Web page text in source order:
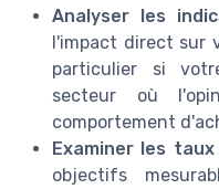
Analyser les
l'impact direct sur
particulier si
secteur où
comportement
Examiner les
objectifs